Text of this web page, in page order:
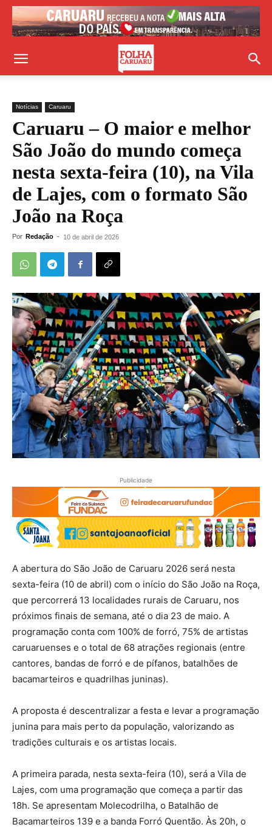
Notícias Caruaru
Caruaru – O maior e melhor
São João do mundo começa
nesta sexta-feira (10), na Vila
de Lajes, com o formato São
João na Roça
Por Redação - 10 de abril de 2026
Publicidade
A abertura do São João de Caruaru 2026 será nesta
sexta-feira (10 de abril) com o início do São João na Roça,
que percorrerá 13 localidades rurais de Caruaru, nos
próximos finais de semana, até o dia 23 de maio. A
programação conta com 100% de forró, 75% de artistas
caruaruenses e o total de 68 atrações regionais (entre
cantores, bandas de forró e de pífanos, batalhões de
bacamarteiros e quadrilhas juninas).
A proposta é descentralizar a festa e levar a programação
junina para mais perto da população, valorizando as
tradições culturais e os artistas locais.
A primeira parada, nesta sexta-feira (10), será a Vila de
Lajes, com uma programação que começa a partir das
18h. Se apresentam Molecodrilha, o Batalhão de
Bacamarteiros 139 e a banda Forró Quentão. Às 20h, o